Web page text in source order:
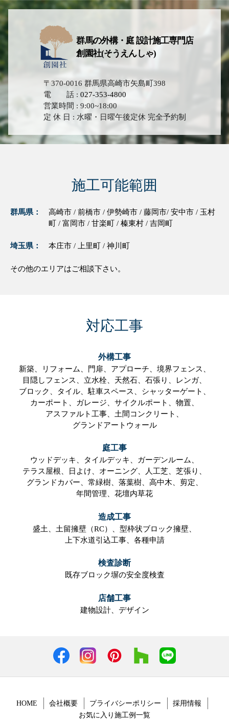
群馬の外構・庭 設計施工専門店
創園社(そうえんしゃ)
〒370-0016 群馬県高崎市矢島町398
電 話 : 027-353-4800
営業時間 : 9:00~18:00
定 休 日 : 水曜・日曜午後定休 完全予約制
施工可能範囲
群馬県：
高崎市 / 前橋市 / 伊勢崎市 / 藤岡市/ 安中市 / 玉村
町 / 富岡市 / 甘楽町 / 榛東村 / 吉岡町
埼玉県： 本庄市 / 上里町 / 神川町
その他のエリアはご相談下さい。
対応工事
外構工事
新築、 リフォーム、 門扉、 アプローチ、 境界フェンス、
目隠しフェンス、 立水栓、 天然石、 石張り、
レンガ、
ブロック、
タイル、 駐車スペース、 シャッターゲート、
カーポート、
ガレージ、 サイクルポート、 物置、
アスファルト工事、 土間コンクリート、
グランドアートウォール
庭工事
ウッドデッキ、 タイルデッキ、
ガーデンルーム、
テラス屋根、
日よけ、 オーニング、 人工芝、 芝張り、
グランドカバー、 常緑樹、 落葉樹、 高中木、 剪定、
年間管理、 花壇内草花
造成工事
盛土、 土留擁壁（RC）、 型枠状ブロック擁壁、
上下水道引込工事、 各種申請
検査診断
既存ブロック塀の安全度検査
店舗工事
建物設計、 デザイン
HOME 会社概要 プライバシーポリシー
採用情報
お気に入り施工例一覧